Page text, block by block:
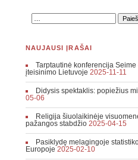
NAUJAUSI ĮRAŠAI
Tarptautinė konferencija
įteisinimo Lietuvoje 2025-11-11
Didysis spektaklis: popiežius
05-06
Religija šiuolaikinėje
pažangos stabdžio 2025-04-15
Pasiklydę melagingoje
Europoje 2025-02-10